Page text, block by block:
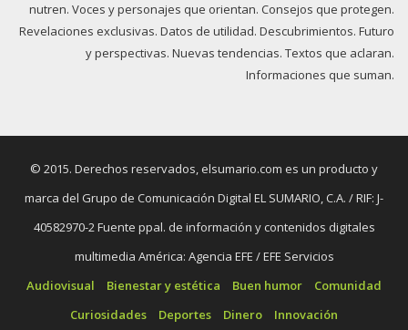
nutren. Voces y personajes que orientan. Consejos que protegen.
Revelaciones exclusivas. Datos de utilidad. Descubrimientos. Futuro
y perspectivas. Nuevas tendencias. Textos que aclaran.
Informaciones que suman.
© 2015. Derechos reservados, elsumario.com es un producto y
marca del Grupo de Comunicación Digital EL SUMARIO, C.A. / RIF: J-
40582970-2 Fuente ppal. de información y contenidos digitales
multimedia América: Agencia EFE / EFE Servicios
Audiovisual
Bienestar y estética Buen humor
Comunidad
Curiosidades
Deportes Dinero Innovación